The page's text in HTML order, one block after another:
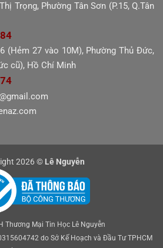
Trọng, Phường Tân Sơn (P.15, Q.Tân
(Hẻm 27 vào 10M), Phường Thủ Đức,
cũ), Hồ Chí Minh
2026 © Lê Nguyễn
Thương Mại Tin Học Lê Nguyễn
do Sở Kế Hoạch và Đầu Tư TPHCM